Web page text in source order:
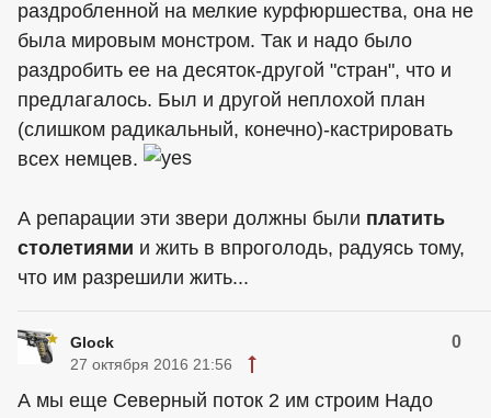
раздробленной на мелкие курфюршества, она не
была мировым монстром. Так и надо было
раздробить ее на десяток-другой "стран", что и
предлагалось. Был и другой неплохой план
(слишком радикальный, конечно)-кастрировать
всех немцев.
А репарации эти звери должны были платить
столетиями и жить в впроголодь, радуясь тому,
что им разрешили жить...
Glock 0
27 октября 2016 21:56
А мы еще Северный поток 2 им строим Надо